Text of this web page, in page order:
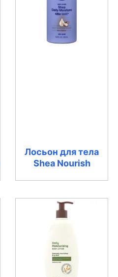
Лосьон для тела
Shea Nourish